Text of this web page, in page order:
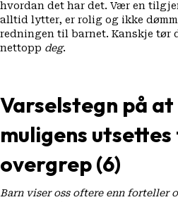
hvordan det har det. Vær en
alltid lytter, er rolig og ikke
redningen til barnet. Kanskje tør
nettopp deg.
Varselstegn på
muligens
overgrep (6)
Barn viser oss oftere enn forteller